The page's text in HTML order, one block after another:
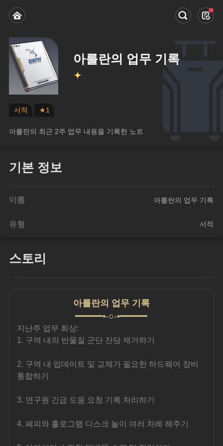
아를란의 업무 기록
서적 ★1
아를란의 최근 2주 업무 내용을 기록한 노트
기본 정보
이름 아를란의 업무 기록
유형 서적
스토리
아를란의 업무 기록
━━━━━•-○-•━━━━━
지난주 업무 회상:
1. 구역 내의 반물질 군단 잔당 제거하기
2. 구역 내 업데이트 및 교체가 필요한 하드웨어 장비
통합하기
3. 연구원 긴급 도움 요청 기록 처리하기
4. 페피와 홀로그램 디스크 놀이 여러 차례 해주기